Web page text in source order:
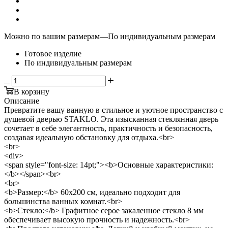
Можно по вашим размерам—По индивидуальным размерам
Готовое изделие
По индивидуальным размерам
В корзину
Описание
Превратите вашу ванную в стильное и уютное пространство с
душевой дверью STAKLO. Эта изысканная стеклянная дверь
сочетает в себе элегантность, практичность и безопасность,
создавая идеальную обстановку для отдыха.<br>
<br>
<div>
<span style="font-size: 14pt;"><b>Основные характеристики:
</b></span><br>
<br>
<b>Размер:</b> 60x200 см, идеально подходит для
большинства ванных комнат.<br>
<b>Стекло:</b> Графитное серое закаленное стекло 8 мм
обеспечивает высокую прочность и надежность.<br>